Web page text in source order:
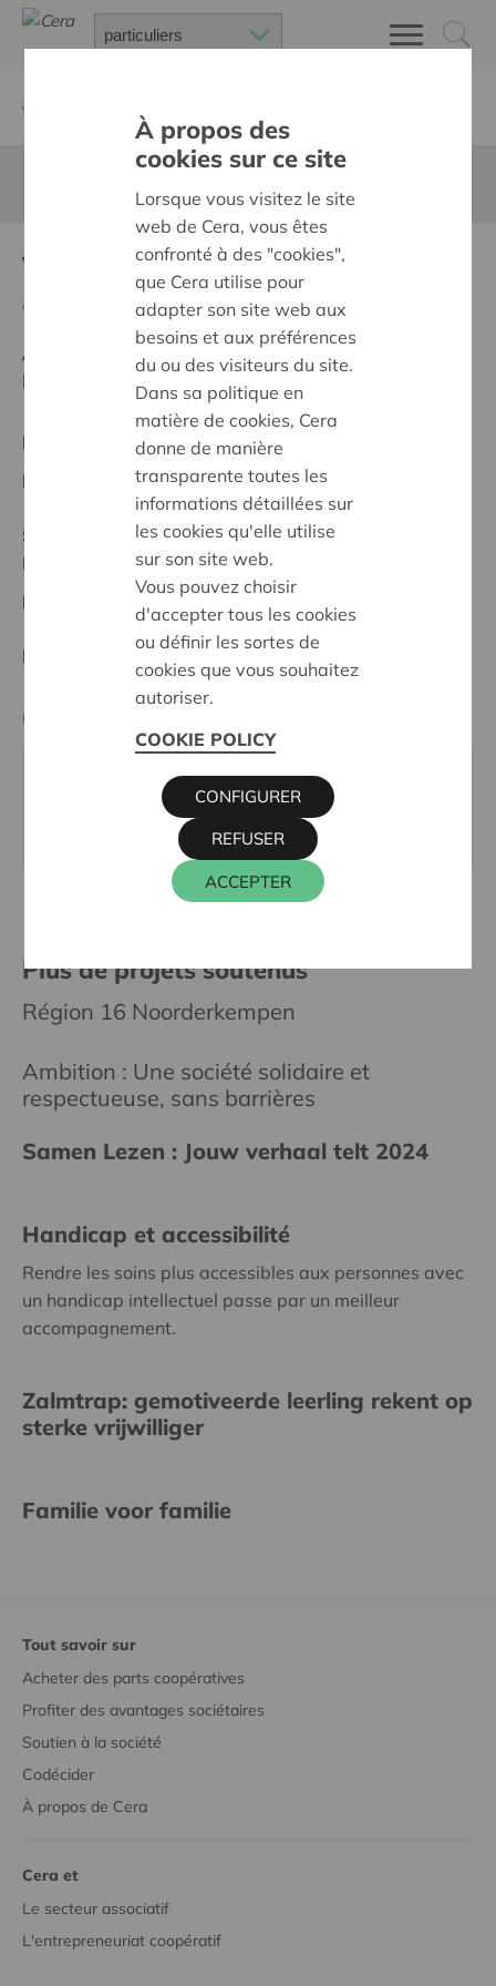
Vitaliteitsdag
Ambition:
Une société solidaire et respectueuse, sans
barrières
Projet régional
Date de début:11/02/2026
Statut:
Noorderkempen
Date de décision:
11/02/2026
Décision:
Cera contact
KRISTIEN MARTENS
016 27 96 58
kristien.martens@cera.coop
Plus de projets soutenus
Région 16 Noorderkempen
Ambition : Une société solidaire et
respectueuse, sans barrières
Samen Lezen : Jouw verhaal telt 2024
Handicap et accessibilité
Rendre les soins plus accessibles aux personnes avec
un handicap intellectuel passe par un meilleur
accompagnement.
Zalmtrap: gemotiveerde leerling rekent op
sterke vrijwilliger
Familie voor familie
Tout savoir sur
Acheter des parts coopératives
Profiter des avantages sociétaires
Soutien à la société
Codécider
À propos de Cera
Cera et
Le secteur associatif
L'entrepreneuriat coopératif
À propos des
cookies sur ce site
Lorsque vous visitez le site
web de Cera, vous êtes
confronté à des "cookies",
que Cera utilise pour
adapter son site web aux
besoins et aux préférences
du ou des visiteurs du site.
Dans sa politique en
matière de cookies, Cera
donne de manière
transparente toutes les
informations détaillées sur
les cookies qu'elle utilise
sur son site web.
Vous pouvez choisir
d'accepter tous les cookies
ou définir les sortes de
cookies que vous souhaitez
autoriser.
COOKIE POLICY
ACCEPTER
REFUSER
CONFIGURER